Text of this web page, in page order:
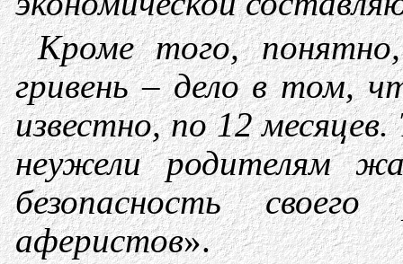
Кроме того,
гривень – дело в том,
известно, по 12
неужели родителям
безопасность
аферистов».